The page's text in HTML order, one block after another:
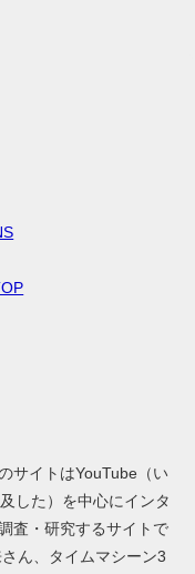
サイトはYouTube（い
した）を中心にインタ
査・研究するサイトで
ん、タイムマシーン3